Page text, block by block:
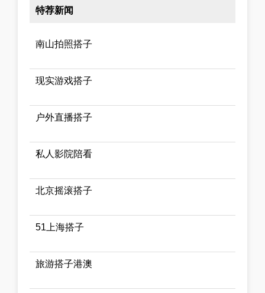
特荐新闻
南山拍照搭子
现实游戏搭子
户外直播搭子
私人影院陪看
北京摇滚搭子
51上海搭子
旅游搭子港澳